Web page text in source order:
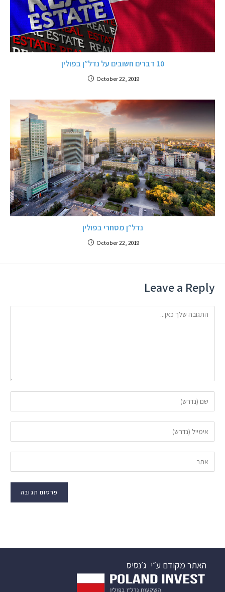
10 דברים חשובים על נדל”ן בפולין
October 22, 2019
נדל”ן מסחרי בפולין
October 22, 2019
Leave a Reply
האתר מקודם ע״י ג׳נסיס